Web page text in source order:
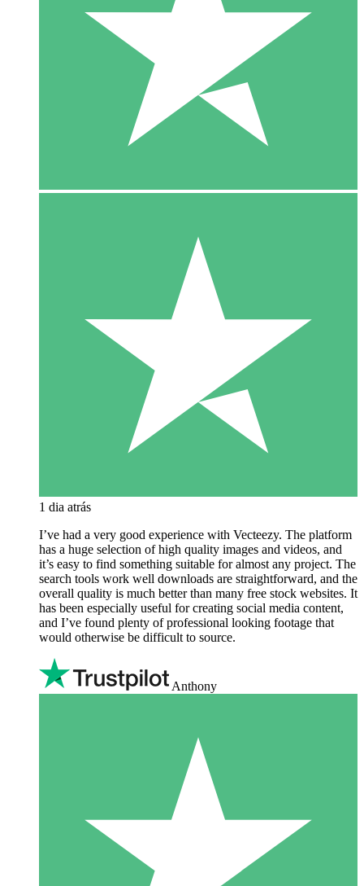
1 dia atrás
I’ve had a very good experience with Vecteezy. The platform
has a huge selection of high quality images and videos, and
it’s easy to find something suitable for almost any project. The
search tools work well downloads are straightforward, and the
overall quality is much better than many free stock websites. It
has been especially useful for creating social media content,
and I’ve found plenty of professional looking footage that
would otherwise be difficult to source.
Anthony